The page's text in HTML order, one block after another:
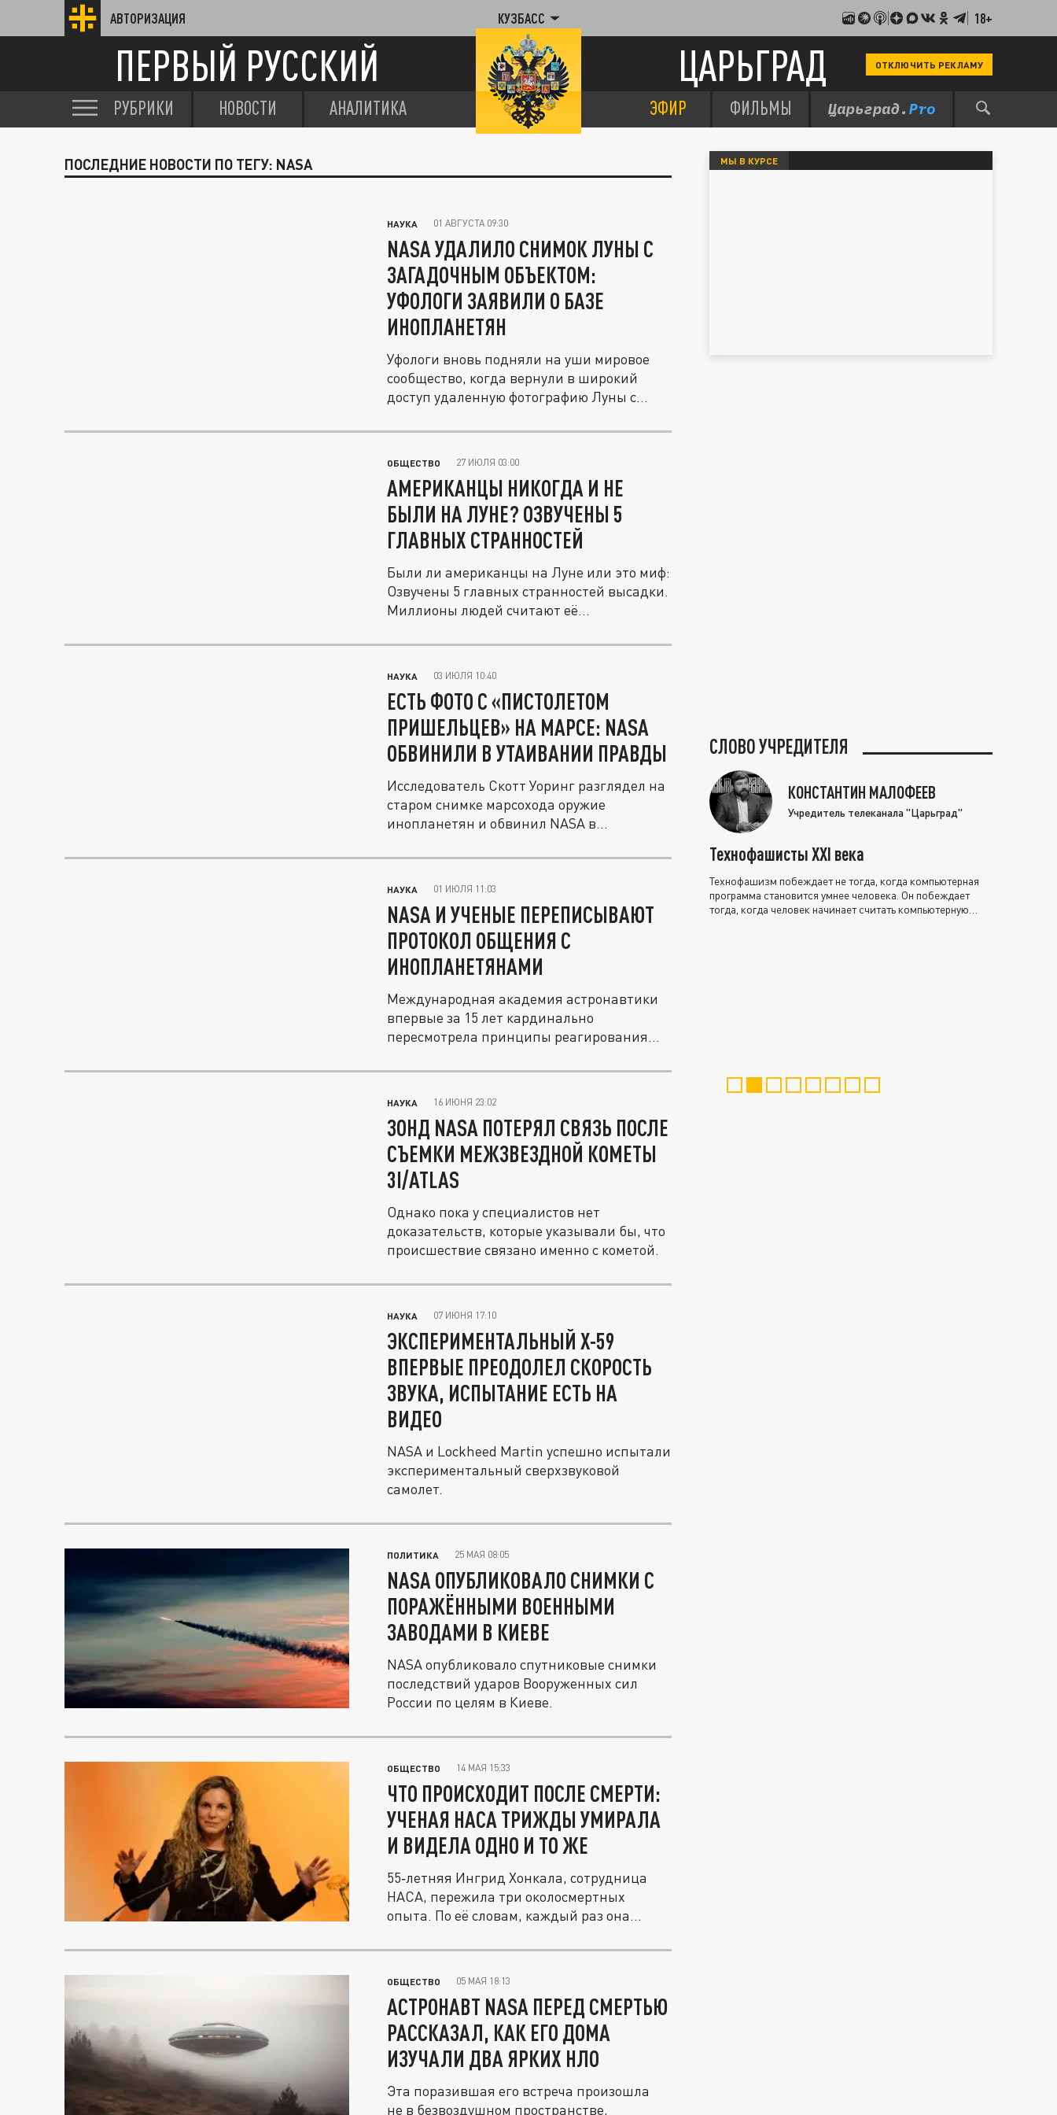
АВТОРИЗАЦИЯ КУЗБАСС 18+
ПЕРВЫЙ РУССКИЙ ЦАРЬГРАД ОТКЛЮЧИТЬ РЕКЛАМУ
РУБРИКИ НОВОСТИ АНАЛИТИКА ЭФИР ФИЛЬМЫ
ПОСЛЕДНИЕ НОВОСТИ ПО ТЕГУ: NASA
НАУКА 01 АВГУСТА 09:30
NASA УДАЛИЛО СНИМОК ЛУНЫ С
ЗАГАДОЧНЫМ ОБЪЕКТОМ:
УФОЛОГИ ЗАЯВИЛИ О БАЗЕ
ИНОПЛАНЕТЯН
Уфологи вновь подняли на уши мировое
сообщество, когда вернули в широкий
доступ удаленную фотографию Луны с...
ОБЩЕСТВО 27 ИЮЛЯ 03:00
АМЕРИКАНЦЫ НИКОГДА И НЕ
БЫЛИ НА ЛУНЕ? ОЗВУЧЕНЫ 5
ГЛАВНЫХ СТРАННОСТЕЙ
Были ли американцы на Луне или это миф:
Озвучены 5 главных странностей высадки.
Миллионы людей считают её...
НАУКА 03 ИЮЛЯ 10:40
ЕСТЬ ФОТО С «ПИСТОЛЕТОМ
ПРИШЕЛЬЦЕВ» НА МАРСЕ: NASA
ОБВИНИЛИ В УТАИВАНИИ ПРАВДЫ
Исследователь Скотт Уоринг разглядел на
старом снимке марсохода оружие
инопланетян и обвинил NASA в
НАУКА 01 ИЮЛЯ 11:03
NASA И УЧЕНЫЕ ПЕРЕПИСЫВАЮТ
ПРОТОКОЛ ОБЩЕНИЯ С
ИНОПЛАНЕТЯНАМИ
Международная академия астронавтики
впервые за 15 лет кардинально
пересмотрела принципы реагирования
НАУКА 16 ИЮНЯ 23:02
ЗОНД NASA ПОТЕРЯЛ СВЯЗЬ ПОСЛЕ
СЪЕМКИ МЕЖЗВЕЗДНОЙ КОМЕТЫ
3I/ATLAS
Однако пока у специалистов нет
доказательств, которые указывали бы, что
происшествие связано именно с кометой.
НАУКА 07 ИЮНЯ 17:10
ЭКСПЕРИМЕНТАЛЬНЫЙ X-59
ВПЕРВЫЕ ПРЕОДОЛЕЛ СКОРОСТЬ
ЗВУКА, ИСПЫТАНИЕ ЕСТЬ НА
ВИДЕО
NASA и Lockheed Martin успешно испытали
экспериментальный сверхзвуковой
самолет.
ПОЛИТИКА 25 МАЯ 08:05
NASA ОПУБЛИКОВАЛО СНИМКИ С
ПОРАЖЁННЫМИ ВОЕННЫМИ
ЗАВОДАМИ В КИЕВЕ
NASA опубликовало спутниковые снимки
последствий ударов Вооруженных сил
России по целям в Киеве.
ОБЩЕСТВО 14 МАЯ 15:33
ЧТО ПРОИСХОДИТ ПОСЛЕ СМЕРТИ:
УЧЕНАЯ НАСА ТРИЖДЫ УМИРАЛА
И ВИДЕЛА ОДНО И ТО ЖЕ
55‑летняя Ингрид Хонкала, сотрудница
НАСА, пережила три околосмертных
опыта. По её словам, каждый раз она...
ОБЩЕСТВО 05 МАЯ 18:13
АСТРОНАВТ NASA ПЕРЕД СМЕРТЬЮ
РАССКАЗАЛ, КАК ЕГО ДОМА
ИЗУЧАЛИ ДВА ЯРКИХ НЛО
Эта поразившая его встреча произошла
не в безвоздушном пространстве,
МЫ В КУРСЕ
СЛОВО УЧРЕДИТЕЛЯ
КОНСТАНТИН МАЛОФЕЕВ
Учредитель телеканала "Царьград"
Технофашисты XXI века
Технофашизм побеждает не тогда, когда компьютерная
программа становится умнее человека. Он побеждает
тогда, когда человек начинает считать компьютерную